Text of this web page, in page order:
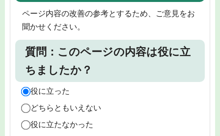
ページ内容の改善の参考とするため、ご意見をお
聞かせください。
質問：このページの内容は役に立
ちましたか？
役に立った
どちらともいえない
役に立たなかった